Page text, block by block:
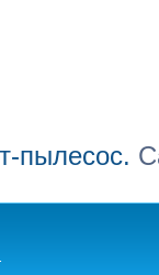
пылесос.